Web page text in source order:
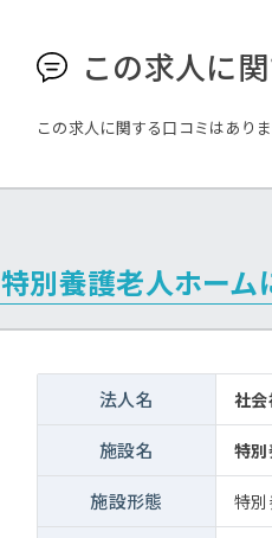
この求人に
この求人に関する口コミはありま
特別養護老人ホー
法人名 社
施設名 特
施設形態 特別